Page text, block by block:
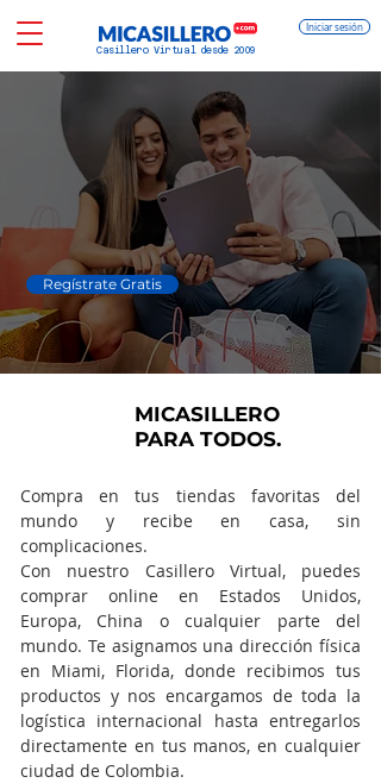
Iniciar sesión
Casillero Virtual desde 2009
Casillero Virtual
Regístrate Gratis
Compra Online en
tiendas
de Estados Unidos y
recibe en Colombia.
MICASILLERO
PARA TODOS.
Compra en tus tiendas favoritas del
mundo y recibe en casa, sin
complicaciones.
Con nuestro Casillero Virtual, puedes
comprar online en Estados Unidos,
Europa, China o cualquier parte del
mundo. Te asignamos una dirección física
en Miami, Florida, donde recibimos tus
productos y nos encargamos de toda la
logística internacional hasta entregarlos
directamente en tus manos, en cualquier
ciudad de Colombia.